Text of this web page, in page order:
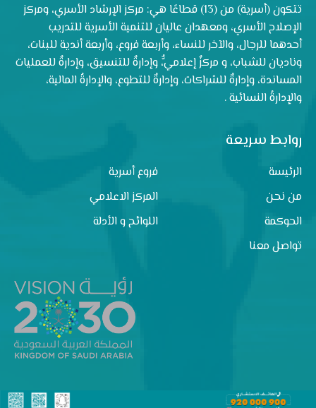
تتكون (أسرية) من (13) قطاعًا هي: مركز الإرشاد الأسري، ومركز
الإصلاح الأسري، ومعهدان عاليان للتنمية الأسرية للتدريب
أحدهما للرجال، والآخر للنساء، وأربعة فروع، وأربعة أندية للبنات،
وناديان للشباب، و مركزٌ إعلاميٌّ، وإدارةٌ للتنسيق، وإدارةٌ للعمليات
المساندة، وإدارةٌ للشراكات، وإدارةٌ للتطوع، والإدارةُ المالية،
والإدارةُ النسائية .
روابط سريعة
الرئيسة
فروع أسرية
من نحن
المركز الاعلامي
الحوكمة
اللوائح و الأدلة
تواصل معنا